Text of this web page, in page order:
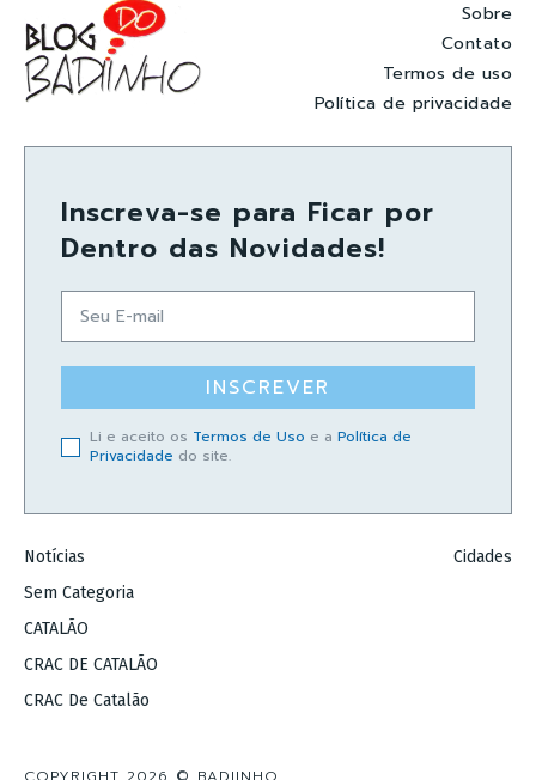
Sobre
Contato
Termos de uso
Política de privacidade
Inscreva-se para Ficar por
Dentro das Novidades!
INSCREVER
Li e aceito os Termos de Uso e a Política de
Privacidade do site.
Notícias
Sem Categoria
CATALÃO
CRAC DE CATALÃO
CRAC De Catalão
Cidades